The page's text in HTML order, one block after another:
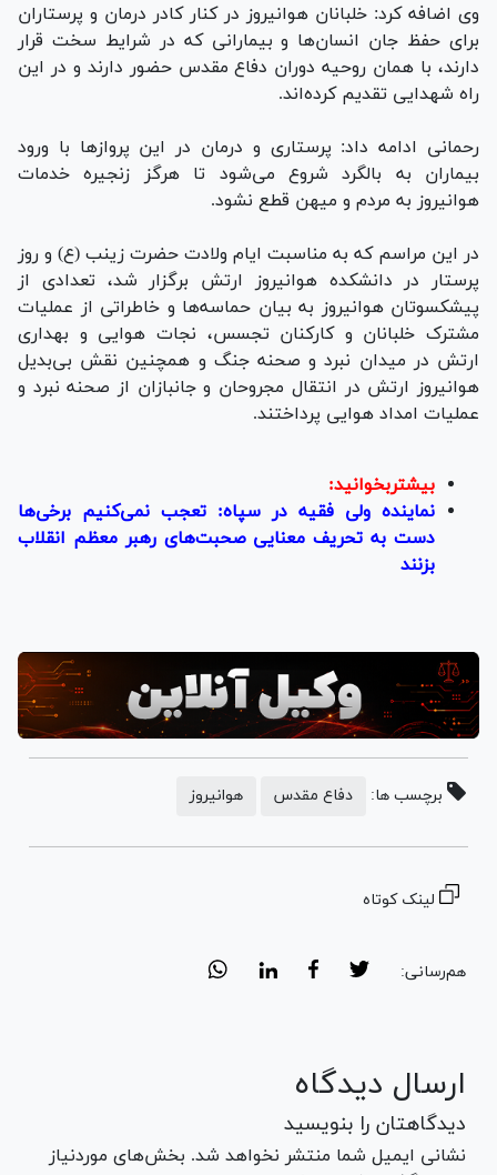
وی اضافه کرد: خلبانان هوانیروز در کنار کادر درمان و پرستاران
برای حفظ جان انسان‌ها و بیمارانی که در شرایط سخت قرار
دارند، با همان روحیه دوران دفاع مقدس حضور دارند و در این
راه شهدایی تقدیم کرده‌اند.
رحمانی ادامه داد: پرستاری و درمان در این پرواز‌ها با ورود
بیماران به بالگرد شروع می‌شود تا هرگز زنجیره خدمات
هوانیروز به مردم و میهن قطع نشود.
در این مراسم که به مناسبت ایام ولادت حضرت زینب (ع) و روز
پرستار در دانشکده هوانیروز ارتش برگزار شد، تعدادی از
پیشکسوتان هوانیروز به بیان حماسه‌ها و خاطراتی از عملیات
مشترک خلبانان و کارکنان تجسس، نجات هوایی و بهداری
ارتش در میدان نبرد و صحنه جنگ و همچنین نقش بی‌بدیل
هوانیروز ارتش در انتقال مجروحان و جانبازان از صحنه نبرد و
عملیات امداد هوایی پرداختند.
بیشتربخوانید:
نماینده ولی فقیه در سپاه: تعجب نمی‌کنیم برخی‌ها
دست به تحریف معنایی صحبت‌های رهبر معظم انقلاب
بزنند
برچسب ها: دفاع مقدس هوانیروز
لینک کوتاه
هم‌رسانی:
ارسال دیدگاه
دیدگاهتان را بنویسید
نشانی ایمیل شما منتشر نخواهد شد. بخش‌های موردنیاز